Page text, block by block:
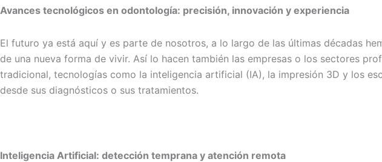
Avances tecnológicos en odontología: precisión, innovación y experiencia
El futuro ya está aquí y es parte de nosotros, a lo largo de las últimas décadas
de una nueva forma de vivir. Así lo hacen también las empresas o los sectores
tradicional, tecnologías como la inteligencia artificial (IA), la impresión 3D y los
desde sus diagnósticos o sus tratamientos.
Inteligencia Artificial: detección temprana y atención remota